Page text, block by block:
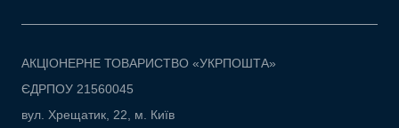
АКЦІОНЕРНЕ ТОВАРИСТВО «УКРПОШТА»
ЄДРПОУ 21560045
вул. Хрещатик, 22, м. Київ